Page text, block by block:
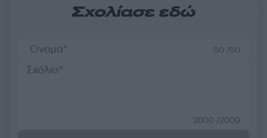
Σχολίασε εδώ
50 /50
2000 /2000